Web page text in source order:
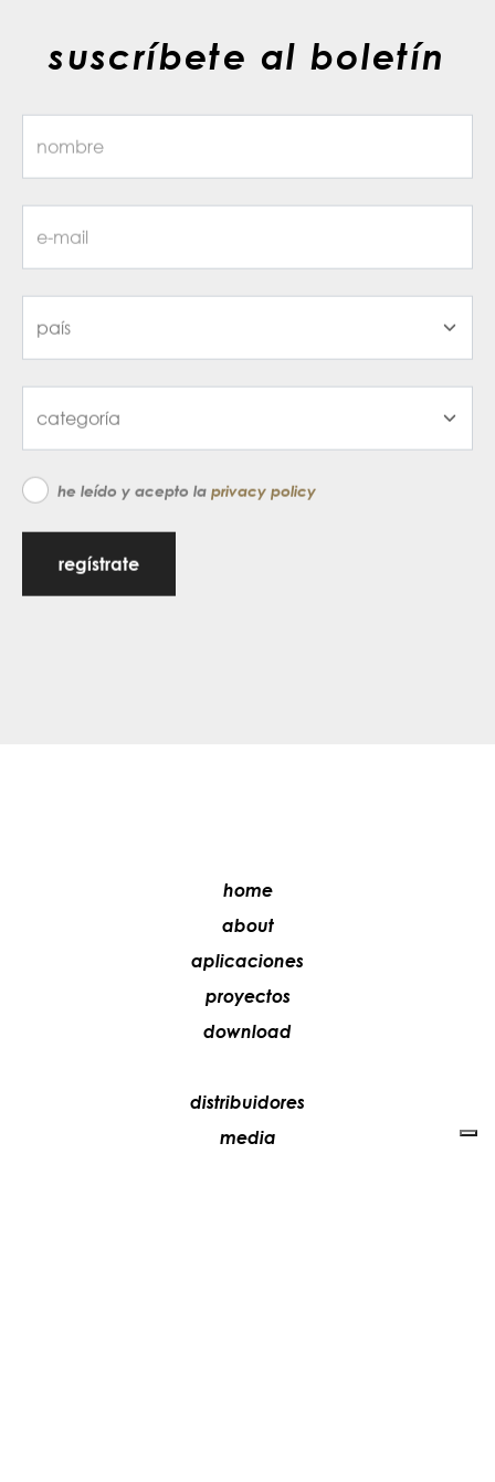
suscríbete al boletín
he leído y acepto la privacy policy
regístrate
home
about
aplicaciones
proyectos
download
distribuidores
media